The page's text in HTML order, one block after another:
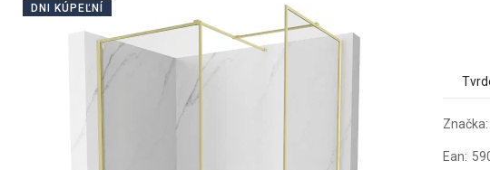
DNI KÚPEĽNÍ
Značka:
Ean: